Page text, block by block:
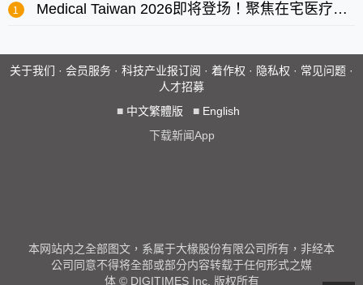
Medical Taiwan 2026即将登场！聚焦在宅医疗与智能照护新时代
关于我们 · 会员服务 · 科技产业报订阅 · 着作权 · 隐私权 · 常见问题 ·
人才招募
■ 中文繁體版 ■ English
下载新闻App
本网站内之全部图文，系属于大椽股份有限公司所有，非经本
公司同意不得将全部或部分内容转载于任何形式之媒
体 © DIGITIMES Inc. 版权所有